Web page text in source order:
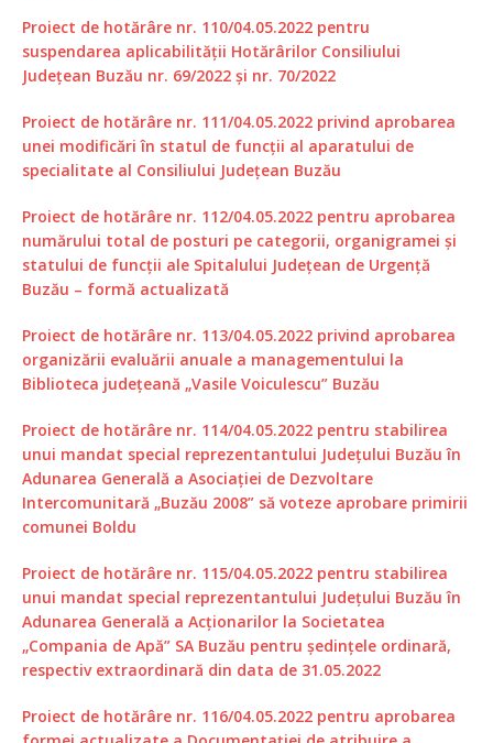
Proiect de hotărâre nr. 110/04.05.2022 pentru
suspendarea aplicabilității Hotărârilor Consiliului
Județean Buzău nr. 69/2022 și nr. 70/2022
Proiect de hotărâre nr. 111/04.05.2022 privind aprobarea
unei modificări în statul de funcții al aparatului de
specialitate al Consiliului Județean Buzău
Proiect de hotărâre nr. 112/04.05.2022 pentru aprobarea
numărului total de posturi pe categorii, organigramei și
statului de funcții ale Spitalului Județean de Urgență
Buzău – formă actualizată
Proiect de hotărâre nr. 113/04.05.2022 privind aprobarea
organizării evaluării anuale a managementului la
Biblioteca județeană „Vasile Voiculescu” Buzău
Proiect de hotărâre nr. 114/04.05.2022 pentru stabilirea
unui mandat special reprezentantului Județului Buzău în
Adunarea Generală a Asociației de Dezvoltare
Intercomunitară „Buzău 2008” să voteze aprobare primirii
comunei Boldu
Proiect de hotărâre nr. 115/04.05.2022 pentru stabilirea
unui mandat special reprezentantului Județului Buzău în
Adunarea Generală a Acționarilor la Societatea
„Compania de Apă” SA Buzău pentru ședințele ordinară,
respectiv extraordinară din data de 31.05.2022
Proiect de hotărâre nr. 116/04.05.2022 pentru aprobarea